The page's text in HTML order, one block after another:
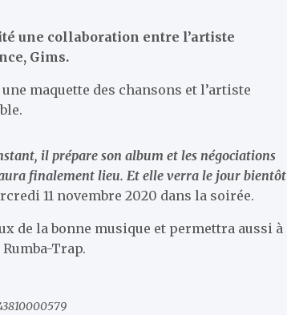
une collaboration entre l’artiste
Gims.
maquette des chansons et l’artiste
il prépare son album et les négociations
finalement lieu. Et elle verra le jour bientôt
11 novembre 2020 dans la soirée.
de la bonne musique et permettra aussi à
Trap.